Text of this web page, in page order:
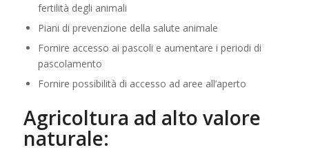
fertilità degli animali
Piani di prevenzione della salute animale
Fornire accesso ai pascoli e aumentare i periodi di
pascolamento
Fornire possibilità di accesso ad aree all’aperto
Agricoltura ad alto valore
naturale: